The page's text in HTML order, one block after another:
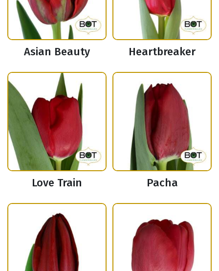
Asian Beauty Heartbreaker
Love Train Pacha